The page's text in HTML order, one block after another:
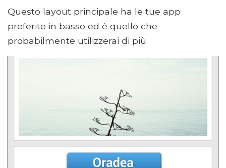
Questo layout principale ha le tue app
preferite in basso ed è quello che
probabilmente utilizzerai di più.